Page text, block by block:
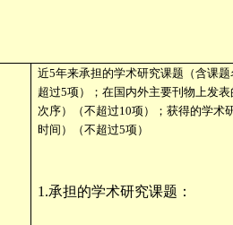
近5年来承担的学术研究课题（含课
超过5项）；在国内外主要刊物上发
次序）（不超过10项）；获得的学术
时间）（不超过5项）
1.承担的学术研究课题：